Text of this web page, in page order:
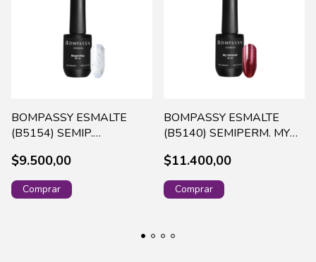
BOMPASSY ESMALTE
(B5154) SEMIP.
$9.500,00
BOMPASSY ESMALTE
(B5140) SEMIPERM. MY
$11.400,00